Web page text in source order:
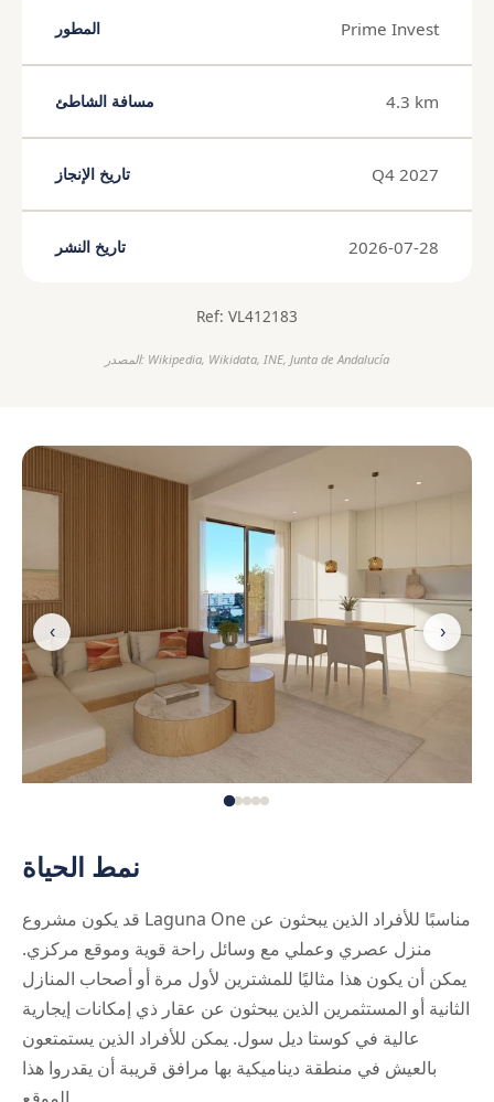
المطور Prime Invest
مسافة الشاطئ 4.3 km
تاريخ الإنجاز Q4 2027
تاريخ النشر 2026-07-28
Ref: VL412183
المصدر: Wikipedia, Wikidata, INE, Junta de Andalucía
نمط الحياة
قد يكون مشروع Laguna One مناسبًا للأفراد الذين يبحثون عن
منزل عصري وعملي مع وسائل راحة قوية وموقع مركزي.
يمكن أن يكون هذا مثاليًا للمشترين لأول مرة أو أصحاب المنازل
الثانية أو المستثمرين الذين يبحثون عن عقار ذي إمكانات إيجارية
عالية في كوستا ديل سول. يمكن للأفراد الذين يستمتعون
بالعيش في منطقة ديناميكية بها مرافق قريبة أن يقدروا هذا
‹ ›